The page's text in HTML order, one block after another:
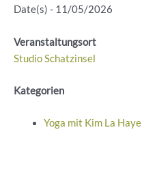
Date(s) - 11/05/2026
Veranstaltungsort
Studio Schatzinsel
Kategorien
Yoga mit Kim La Haye